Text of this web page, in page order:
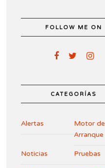
FOLLOW ME ON
CATEGORÍAS
Alertas
Motor de
Arranque
Noticias Pruebas